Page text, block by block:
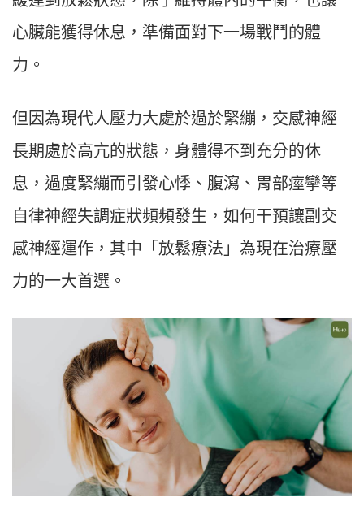
心臟能獲得休息，準備面對下一場戰鬥的體
力。
但因為現代人壓力大處於過於緊繃，交感神經
長期處於高亢的狀態，身體得不到充分的休
息，過度緊繃而引發心悸、腹瀉、胃部痙攣等
自律神經失調症狀頻頻發生，如何干預讓副交
感神經運作，其中「放鬆療法」為現在治療壓
力的一大首選。